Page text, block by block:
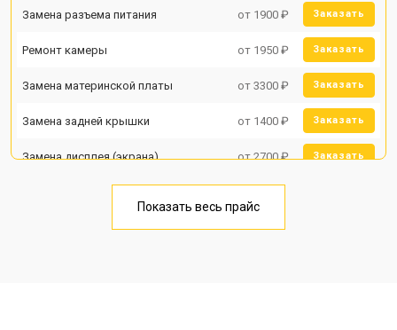
Замена разъема питания от 1900 ₽ Заказать
Ремонт камеры от 1950 ₽ Заказать
Замена материнской платы от 3300 ₽ Заказать
Замена задней крышки от 1400 ₽ Заказать
Замена дисплея (экрана) от 2700 ₽ Заказать
Замена кнопки включения от 1750 ₽
Показать весь прайс